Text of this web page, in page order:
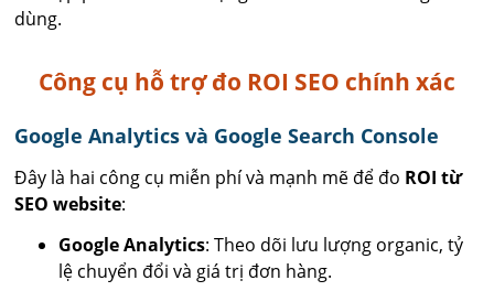
dùng.
Công cụ hỗ trợ đo ROI SEO chính xác
Google Analytics và Google Search Console
Đây là hai công cụ miễn phí và mạnh mẽ để đo ROI từ
SEO website:
Google Analytics: Theo dõi lưu lượng organic, tỷ
lệ chuyển đổi và giá trị đơn hàng.